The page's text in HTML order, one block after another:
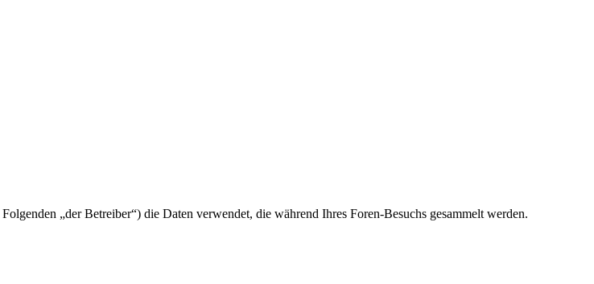
„der Betreiber“) die Daten verwendet, die während Ihres Foren-Besuchs gesammelt werden.